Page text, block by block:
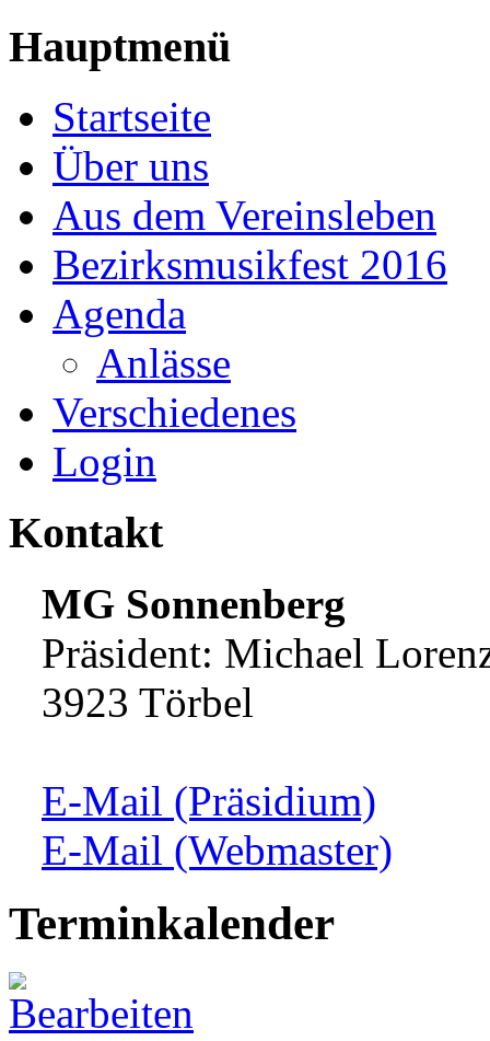
Hauptmenü
Startseite
Über uns
Aus dem Vereinsleben
Bezirksmusikfest 2016
Agenda
Anlässe
Verschiedenes
Login
Kontakt
MG Sonnenberg
Präsident: Michael
3923 Törbel
E-Mail (Präsidium)
E-Mail (Webmaster)
Terminkalender